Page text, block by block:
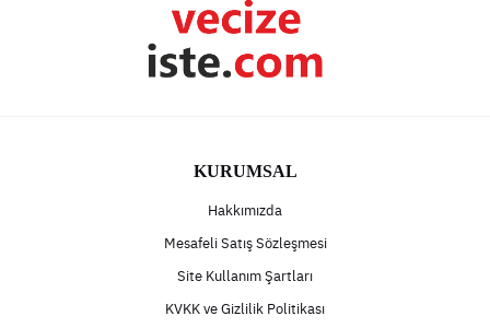
KURUMSAL
Hakkımızda
Mesafeli Satış Sözleşmesi
Site Kullanım Şartları
KVKK ve Gizlilik Politikası